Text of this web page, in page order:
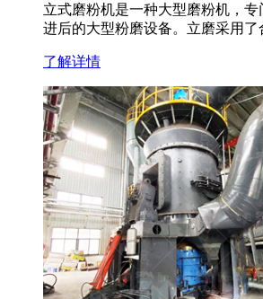
立式磨粉机是一种大型磨粉机，
进后的大型粉磨设备。立磨采用
了解详情